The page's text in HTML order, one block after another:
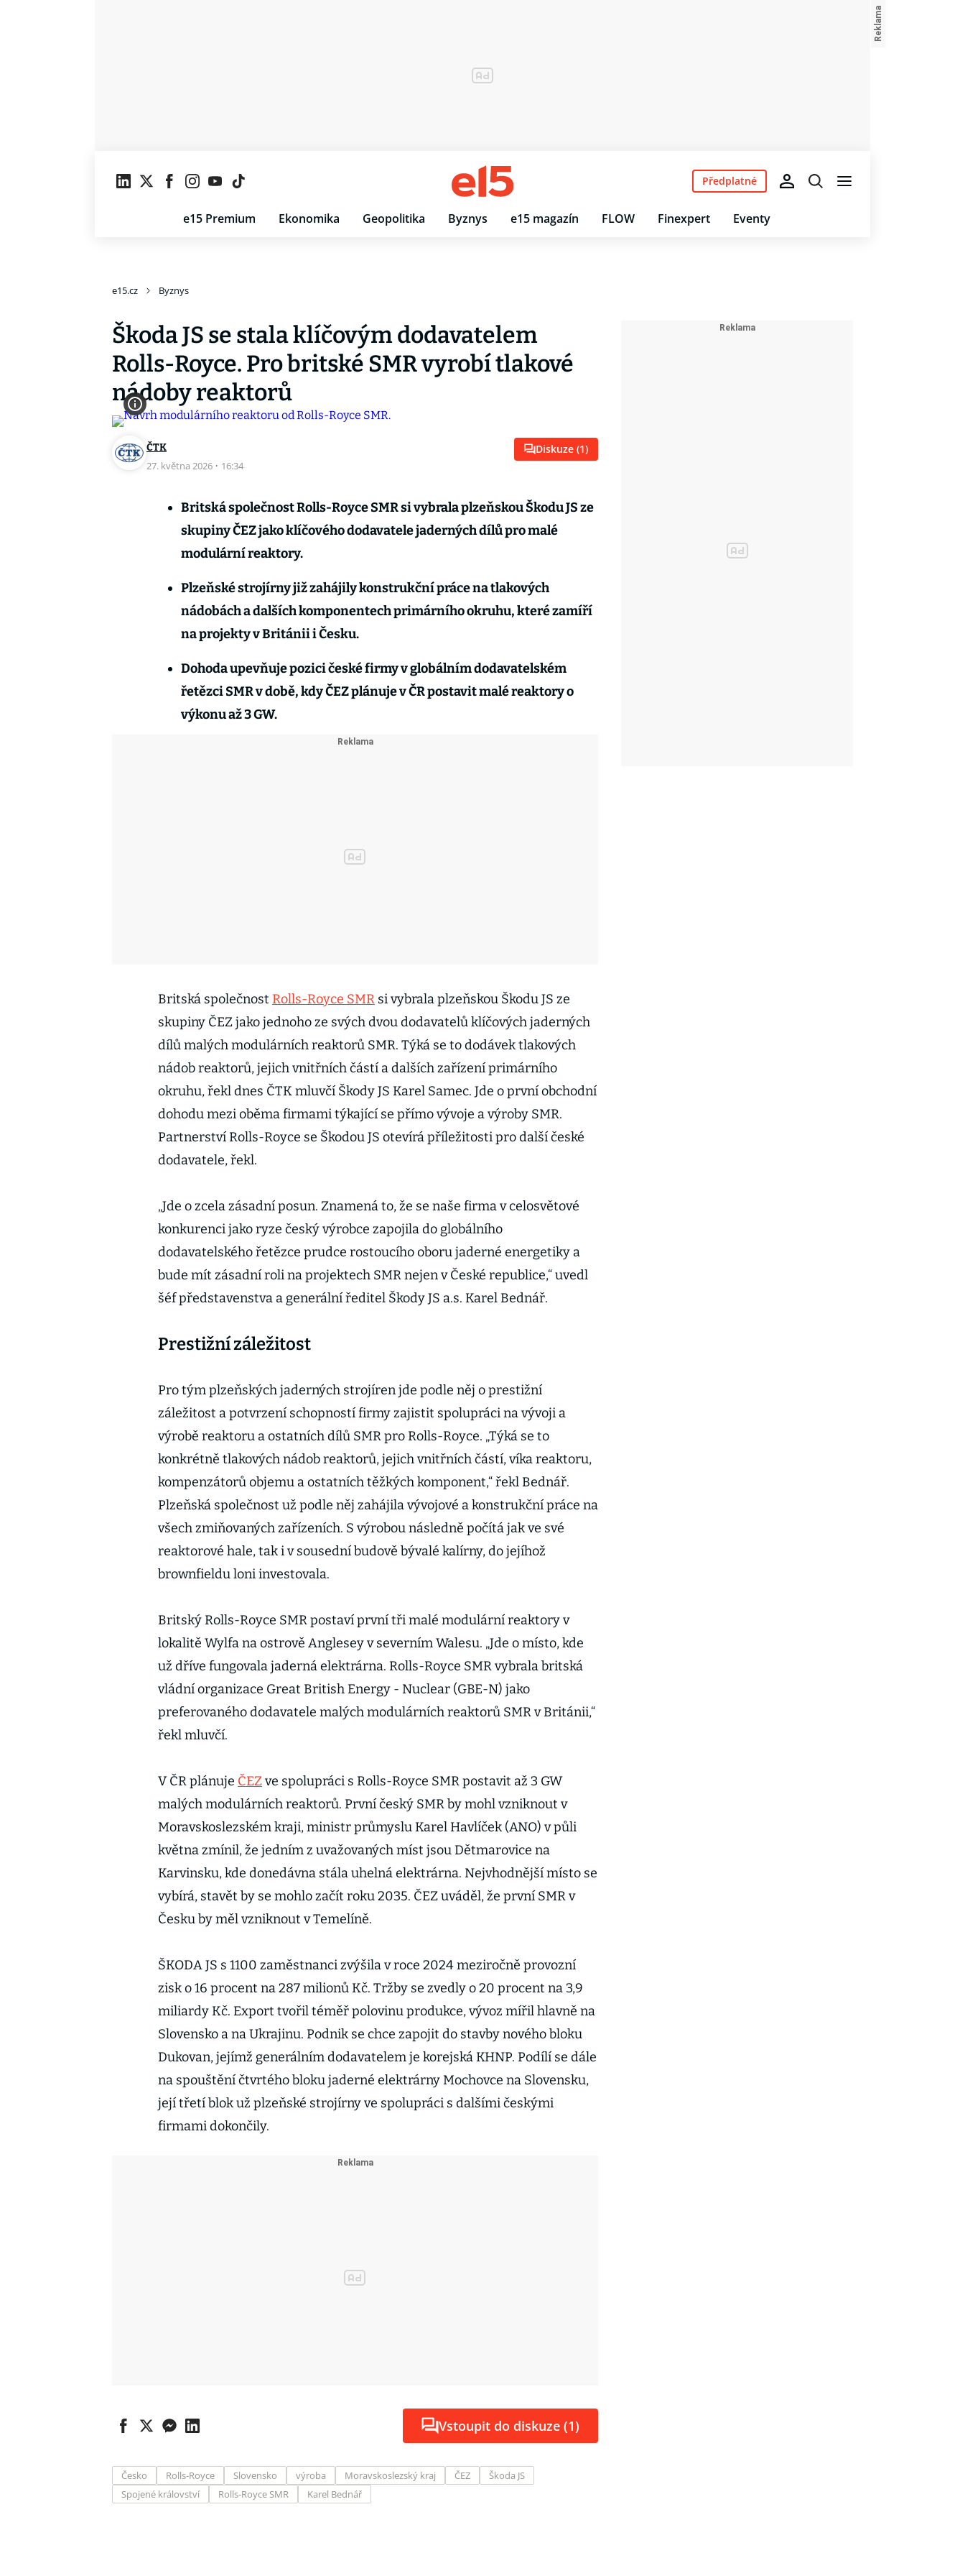
e15 Premium Ekonomika Geopolitika Byznys e15 magazín FLOW Finexpert Eventy
Předplatné
e15.cz Byznys
Škoda JS se stala klíčovým dodavatelem
Rolls-Royce. Pro britské SMR vyrobí tlakové
nádoby reaktorů
ČTK
27. května 2026 · 16:34
Diskuze (1)
Britská společnost Rolls-Royce SMR si vybrala plzeňskou Škodu JS ze
skupiny ČEZ jako klíčového dodavatele jaderných dílů pro malé
modulární reaktory.
Plzeňské strojírny již zahájily konstrukční práce na tlakových
nádobách a dalších komponentech primárního okruhu, které zamíří
na projekty v Británii i Česku.
Dohoda upevňuje pozici české firmy v globálním dodavatelském
řetězci SMR v době, kdy ČEZ plánuje v ČR postavit malé reaktory o
výkonu až 3 GW.
Britská společnost Rolls-Royce SMR si vybrala plzeňskou Škodu JS ze
skupiny ČEZ jako jednoho ze svých dvou dodavatelů klíčových jaderných
dílů malých modulárních reaktorů SMR. Týká se to dodávek tlakových
nádob reaktorů, jejich vnitřních částí a dalších zařízení primárního
okruhu, řekl dnes ČTK mluvčí Škody JS Karel Samec. Jde o první obchodní
dohodu mezi oběma firmami týkající se přímo vývoje a výroby SMR.
Partnerství Rolls-Royce se Škodou JS otevírá příležitosti pro další české
dodavatele, řekl.
„Jde o zcela zásadní posun. Znamená to, že se naše firma v celosvětové
konkurenci jako ryze český výrobce zapojila do globálního
dodavatelského řetězce prudce rostoucího oboru jaderné energetiky a
bude mít zásadní roli na projektech SMR nejen v České republice,“ uvedl
šéf představenstva a generální ředitel Škody JS a.s. Karel Bednář.
Prestižní záležitost
Pro tým plzeňských jaderných strojíren jde podle něj o prestižní
záležitost a potvrzení schopností firmy zajistit spolupráci na vývoji a
výrobě reaktoru a ostatních dílů SMR pro Rolls-Royce. „Týká se to
konkrétně tlakových nádob reaktorů, jejich vnitřních částí, víka reaktoru,
kompenzátorů objemu a ostatních těžkých komponent,“ řekl Bednář.
Plzeňská společnost už podle něj zahájila vývojové a konstrukční práce na
všech zmiňovaných zařízeních. S výrobou následně počítá jak ve své
reaktorové hale, tak i v sousední budově bývalé kalírny, do jejíhož
brownfieldu loni investovala.
Britský Rolls-Royce SMR postaví první tři malé modulární reaktory v
lokalitě Wylfa na ostrově Anglesey v severním Walesu. „Jde o místo, kde
už dříve fungovala jaderná elektrárna. Rolls-Royce SMR vybrala britská
vládní organizace Great British Energy - Nuclear (GBE-N) jako
preferovaného dodavatele malých modulárních reaktorů SMR v Británii,“
řekl mluvčí.
V ČR plánuje ČEZve spolupráci s Rolls-Royce SMR postavit až 3 GW
malých modulárních reaktorů. První český SMR by mohl vzniknout v
Moravskoslezském kraji, ministr průmyslu Karel Havlíček (ANO) v půli
května zmínil, že jedním z uvažovaných míst jsou Dětmarovice na
Karvinsku, kde donedávna stála uhelná elektrárna. Nejvhodnější místo se
vybírá, stavět by se mohlo začít roku 2035. ČEZ uváděl, že první SMR v
Česku by měl vzniknout v Temelíně.
ŠKODA JS s 1100 zaměstnanci zvýšila v roce 2024 meziročně provozní
zisk o 16 procent na 287 milionů Kč. Tržby se zvedly o 20 procent na 3,9
miliardy Kč. Export tvořil téměř polovinu produkce, vývoz mířil hlavně na
Slovensko a na Ukrajinu. Podnik se chce zapojit do stavby nového bloku
Dukovan, jejímž generálním dodavatelem je korejská KHNP. Podílí se dále
na spouštění čtvrtého bloku jaderné elektrárny Mochovce na Slovensku,
její třetí blok už plzeňské strojírny ve spolupráci s dalšími českými
firmami dokončily.
Vstoupit do diskuze (1)
Česko Rolls-Royce Slovensko výroba Moravskoslezský kraj ČEZ
Škoda JS
Spojené království
Rolls-Royce SMR Karel Bednář